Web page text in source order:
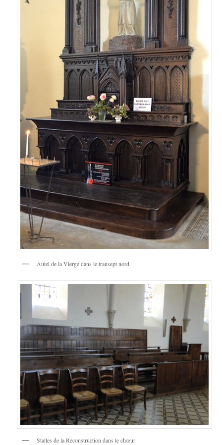
Autel de la Vierge dans le transept nord
Stalles de la Reconstruction dans le chœur